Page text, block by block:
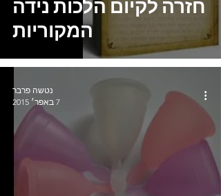
חזרה לקיום הלכות נידה
המקוריות
נטשה פרבר
7 באפר׳ 2015